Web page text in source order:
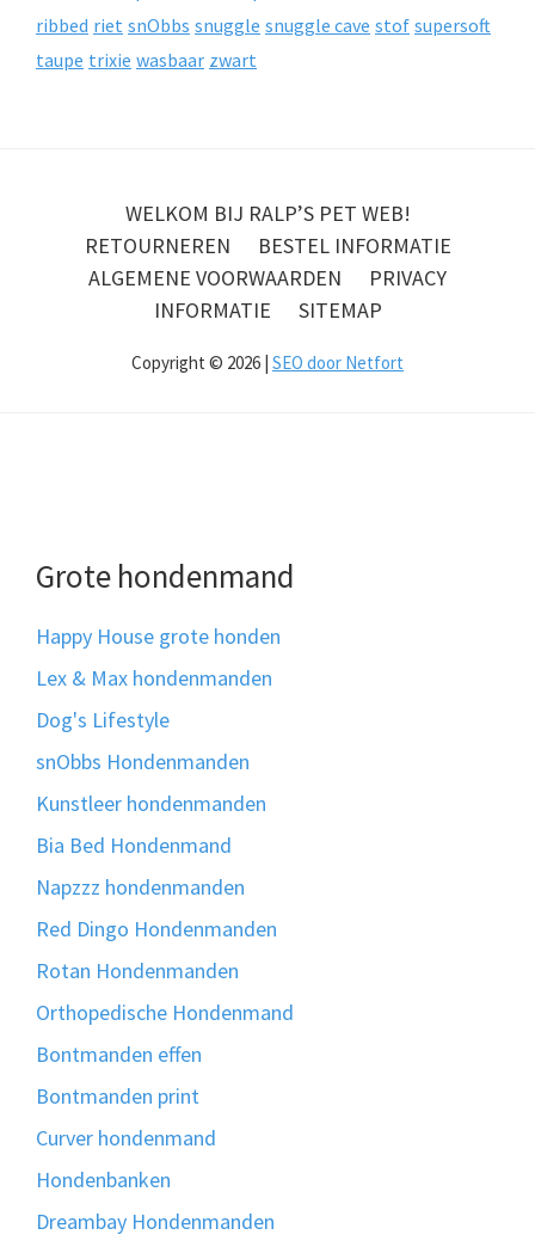
ribbed riet snObbs snuggle snuggle cave stof supersoft
taupe trixie wasbaar zwart
WELKOM BIJ RALP’S PET WEB!
RETOURNEREN
BESTEL INFORMATIE
ALGEMENE VOORWAARDEN
PRIVACY
INFORMATIE
SITEMAP
Copyright © 2026 | SEO door Netfort
Grote hondenmand
Happy House grote honden
Lex & Max hondenmanden
Dog's Lifestyle
snObbs Hondenmanden
Kunstleer hondenmanden
Bia Bed Hondenmand
Napzzz hondenmanden
Red Dingo Hondenmanden
Rotan Hondenmanden
Orthopedische Hondenmand
Bontmanden effen
Bontmanden print
Curver hondenmand
Hondenbanken
Dreambay Hondenmanden